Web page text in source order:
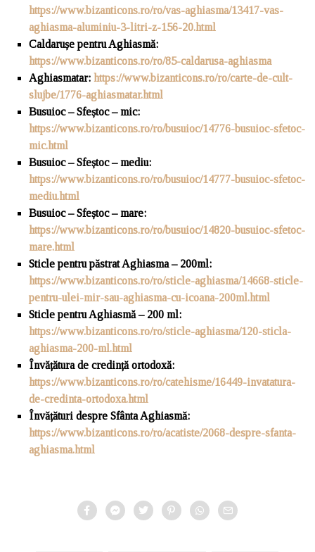
https://www.bizanticons.ro/ro/vas-aghiasma/13417-vas-
aghiasma-aluminiu-3-litri-z-156-20.html
Caldarușe pentru Aghiasmă:
https://www.bizanticons.ro/ro/85-caldarusa-aghiasma
Aghiasmatar: https://www.bizanticons.ro/ro/carte-de-cult-
slujbe/1776-aghiasmatar.html
Busuioc – Sfeștoc – mic:
https://www.bizanticons.ro/ro/busuioc/14776-busuioc-sfetoc-
mic.html
Busuioc – Sfeștoc – mediu:
https://www.bizanticons.ro/ro/busuioc/14777-busuioc-sfetoc-
mediu.html
Busuioc – Sfeștoc – mare:
https://www.bizanticons.ro/ro/busuioc/14820-busuioc-sfetoc-
mare.html
Sticle pentru păstrat Aghiasma – 200ml:
https://www.bizanticons.ro/ro/sticle-aghiasma/14668-sticle-
pentru-ulei-mir-sau-aghiasma-cu-icoana-200ml.html
Sticle pentru Aghiasmă – 200 ml:
https://www.bizanticons.ro/ro/sticle-aghiasma/120-sticla-
aghiasma-200-ml.html
Învățătura de credință ortodoxă:
https://www.bizanticons.ro/ro/catehisme/16449-invatatura-
de-credinta-ortodoxa.html
Învățături despre Sfânta Aghiasmă:
https://www.bizanticons.ro/ro/acatiste/2068-despre-sfanta-
aghiasma.html